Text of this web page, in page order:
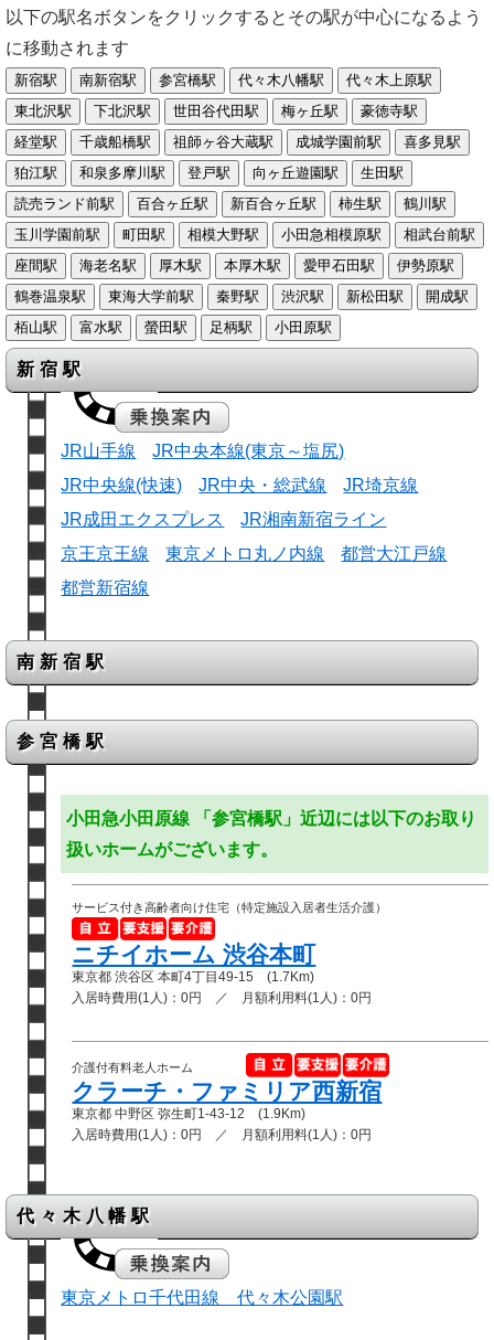
以下の駅名ボタンをクリックするとその駅が中心になるよう
に移動されます
新宿駅
JR山手線
JR中央本線(東京～塩尻)
JR中央線(快速)
JR中央・総武線
JR埼京線
JR成田エクスプレス
JR湘南新宿ライン
京王京王線
東京メトロ丸ノ内線
都営大江戸線
都営新宿線
南新宿駅
参宮橋駅
小田急小田原線 「参宮橋駅」近辺には以下のお取り
扱いホームがございます。
サービス付き高齢者向け住宅（特定施設入居者生活介護）
ニチイホーム 渋谷本町
東京都 渋谷区 本町4丁目49-15 (1.7Km)
入居時費用(1人)：0円 ／ 月額利用料(1人)：0円
介護付有料老人ホーム
クラーチ・ファミリア西新宿
東京都 中野区 弥生町1-43-12 (1.9Km)
入居時費用(1人)：0円 ／ 月額利用料(1人)：0円
代々木八幡駅
東京メトロ千代田線 代々木公園駅